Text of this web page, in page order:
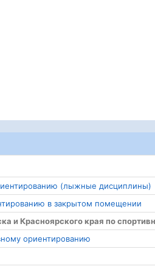
(лыжные дисциплины)
в закрытом помещении
и Красноярского края по
ориентированию